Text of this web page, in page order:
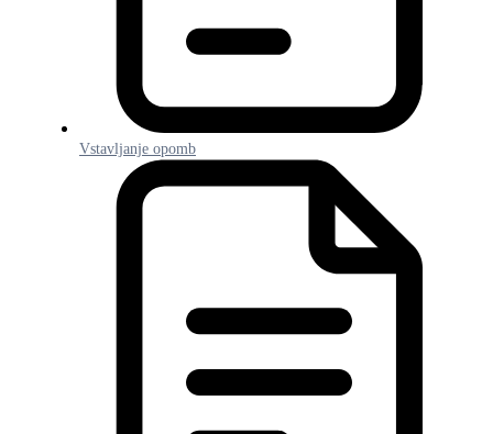
Vstavljanje opomb